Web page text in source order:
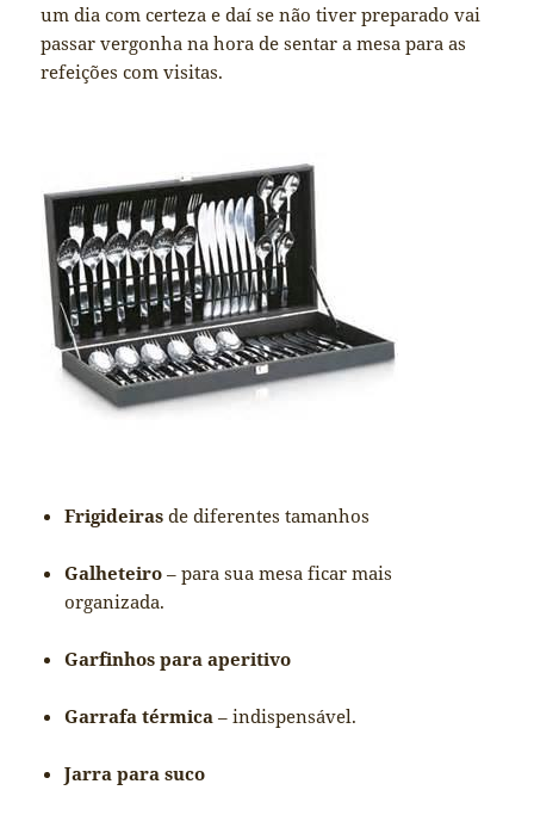
um dia com certeza e daí se não tiver preparado vai
passar vergonha na hora de sentar a mesa para as
refeições com visitas.
Frigideiras de diferentes tamanhos
Galheteiro – para sua mesa ficar mais
organizada.
Garfinhos para aperitivo
Garrafa térmica – indispensável.
Jarra para suco